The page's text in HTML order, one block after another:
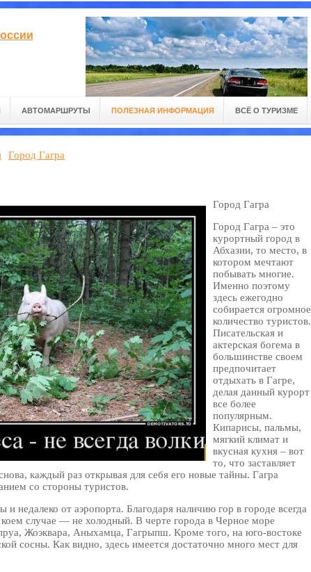
АВТОМАРШРУТЫ ПОЛЕЗНАЯ ИНФОРМАЦИЯ ВСЁ О ТУРИЗМЕ
Город Гагра
Город Гагра
Город Гагра – это
курортный город в
Абхазии, то место, в
котором мечтают
побывать многие.
Именно поэтому
здесь ежегодно
собирается огромное
количество туристов.
Писательская и
актерская богема в
большинстве своем
предпочитает
отдыхать в Гагре,
делая данный курорт
все более
популярным.
Кипарисы, пальмы,
мягкий климат и
вкусная кухня – вот
то, что заставляет
каждый раз открывая для себя его новые тайны. Гагра
со стороны туристов.
и недалеко от аэропорта. Благодаря наличию гор в городе всегда
случае — не холодный. В черте города в Черное море
Жоэквара, Аныхамца, Гагрыпш. Кроме того, на юго-востоке
сосны. Как видно, здесь имеется достаточно много мест для